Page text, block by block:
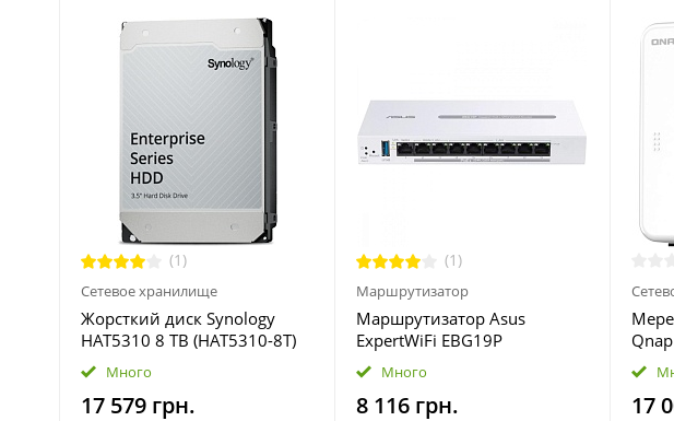
(1)
Сетевое хранилище
Жорсткий диск Synology
HAT5310 8 TB (HAT5310-8T)
Много
17 579 грн.
(1)
Маршрутизатор
Маршрутизатор Asus
ExpertWiFi EBG19P
(90IG08C0-MO3B00)
Много
8 116 грн. 17